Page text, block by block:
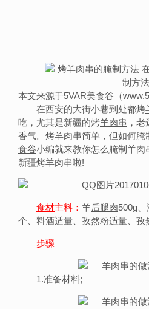
本文来源于5VAR美食谷（
在西安的大街小巷到处都烤
吃，尤其是新疆的烤羊肉串 ，
香气。烤羊肉串简单，但如何腌
食谷小编就来教你怎么腌制羊肉
新疆烤羊肉串啦!
食材主料： 羊后腿肉500g、
个、料酒适量、孜然粉适量、孜
步骤
1.准备材料;